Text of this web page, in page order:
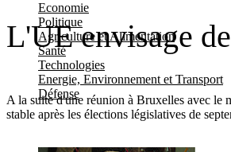
Economie
Politique
Agriculture et Alimentation
Santé
Technologies
Energie, Environnement et Transport
Défense
L'UE envisage
A la suite d'une réunion à Bruxelles avec le
stable après les élections législatives de